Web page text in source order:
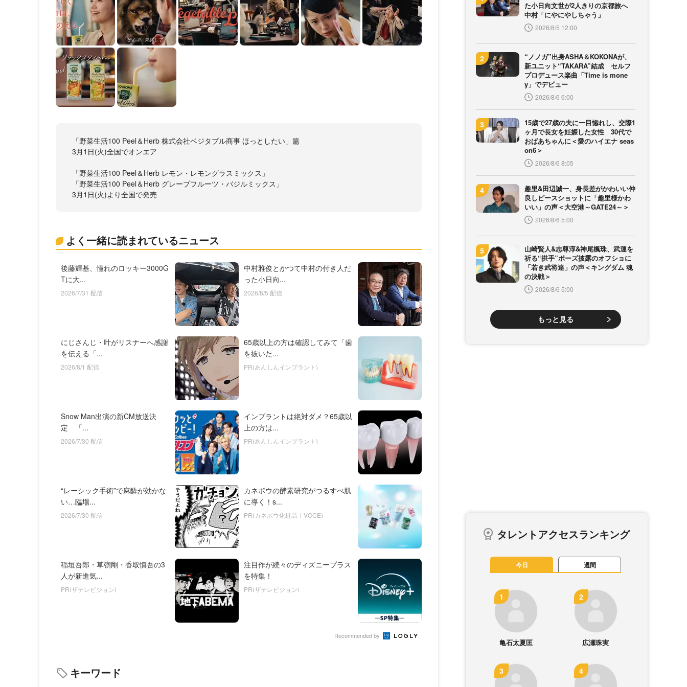
「野菜生活100 Peel＆Herb 株式会社ベジタブル商事 ほっとしたい」篇
3月1日(火)全国でオンエア
「野菜生活100 Peel＆Herb レモン・レモングラスミックス」
「野菜生活100 Peel＆Herb グレープフルーツ・バジルミックス」
3月1日(火)より全国で発売
よく一緒に読まれているニュース
後藤輝基、憧れのロッキー3000G
Tに大...
2026/7/31 配信
中村雅俊とかつて中村の付き人だ
った小日向...
2026/8/5 配信
にじさんじ・叶がリスナーへ感謝
を伝える「...
2026/8/1 配信
65歳以上の方は確認してみて「歯
を抜いた...
PR(あんしんインプラント)
Snow Man出演の新CM放送決
定 「...
2026/7/30 配信
インプラントは絶対ダメ？65歳以
上の方は...
PR(あんしんインプラント)
“レーシック手術”で麻酔が効かな
い…臨場...
2026/7/30 配信
カネボウの酵素研究がつるすべ肌
に導く！s...
PR(カネボウ化粧品｜VOCE)
稲垣吾郎・草彅剛・香取慎吾の3
人が新進気...
PR(ザテレビジョン)
注目作が続々のディズニープラス
を特集！
PR(ザテレビジョン)
Recommended by
キーワード
た小日向文世が2人きりの京都旅へ
中村「にやにやしちゃう」
2026/8/5 12:00
“ノノガ”出身ASHA＆KOKONAが、
新ユニット“TAKARA”結成 セルフ
プロデュース楽曲「Time is mone
y」でデビュー
2026/8/6 6:00
15歳で27歳の夫に一目惚れし、交際1
ヶ月で長女を妊娠した女性 30代で
おばあちゃんに＜愛のハイエナ seas
on6＞
2026/8/6 8:05
趣里&田辺誠一、身長差がかわいい仲
良しピースショットに「趣里様かわ
いい」の声＜大空港～GATE24～＞
2026/8/6 5:00
山崎賢人&志尊淳&神尾楓珠、武運を
祈る“拱手”ポーズ披露のオフショに
「若き武将達」の声＜キングダム 魂
の決戦＞
2026/8/6 5:00
もっと見る
タレントアクセスランキング
今日 週間
亀石太夏匡 広瀬珠実